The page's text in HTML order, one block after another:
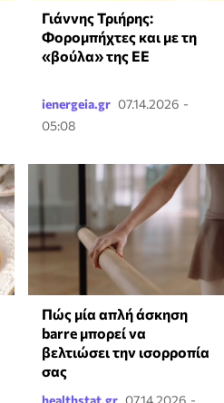
Γιάννης Τριήρης:
Φορομπήχτες και με τη
«βούλα» της ΕΕ
ienergeia.gr 07.14.2026 -
05:08
Πώς μία απλή άσκηση
barre μπορεί να
βελτιώσει την ισορροπία
σας
healthstat.gr 07.14.2026 -